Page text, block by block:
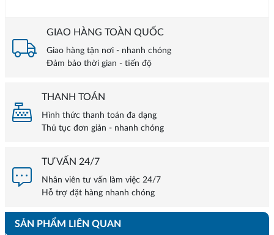
GIAO HÀNG TOÀN QUỐC
Giao hàng tận nơi - nhanh chóng
Đảm bảo thời gian - tiến độ
THANH TOÁN
Hình thức thanh toán đa dạng
Thủ tục đơn giản - nhanh chóng
TƯ VẤN 24/7
Nhân viên tư vấn làm việc 24/7
Hỗ trợ đặt hàng nhanh chóng
SẢN PHẨM LIÊN QUAN